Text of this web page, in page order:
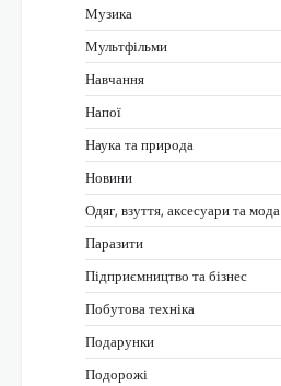
Музика
Мультфільми
Навчання
Напої
Наука та природа
Новини
Одяг, взуття, аксесуари та мода
Паразити
Підприємництво та бізнес
Побутова техніка
Подарунки
Подорожі